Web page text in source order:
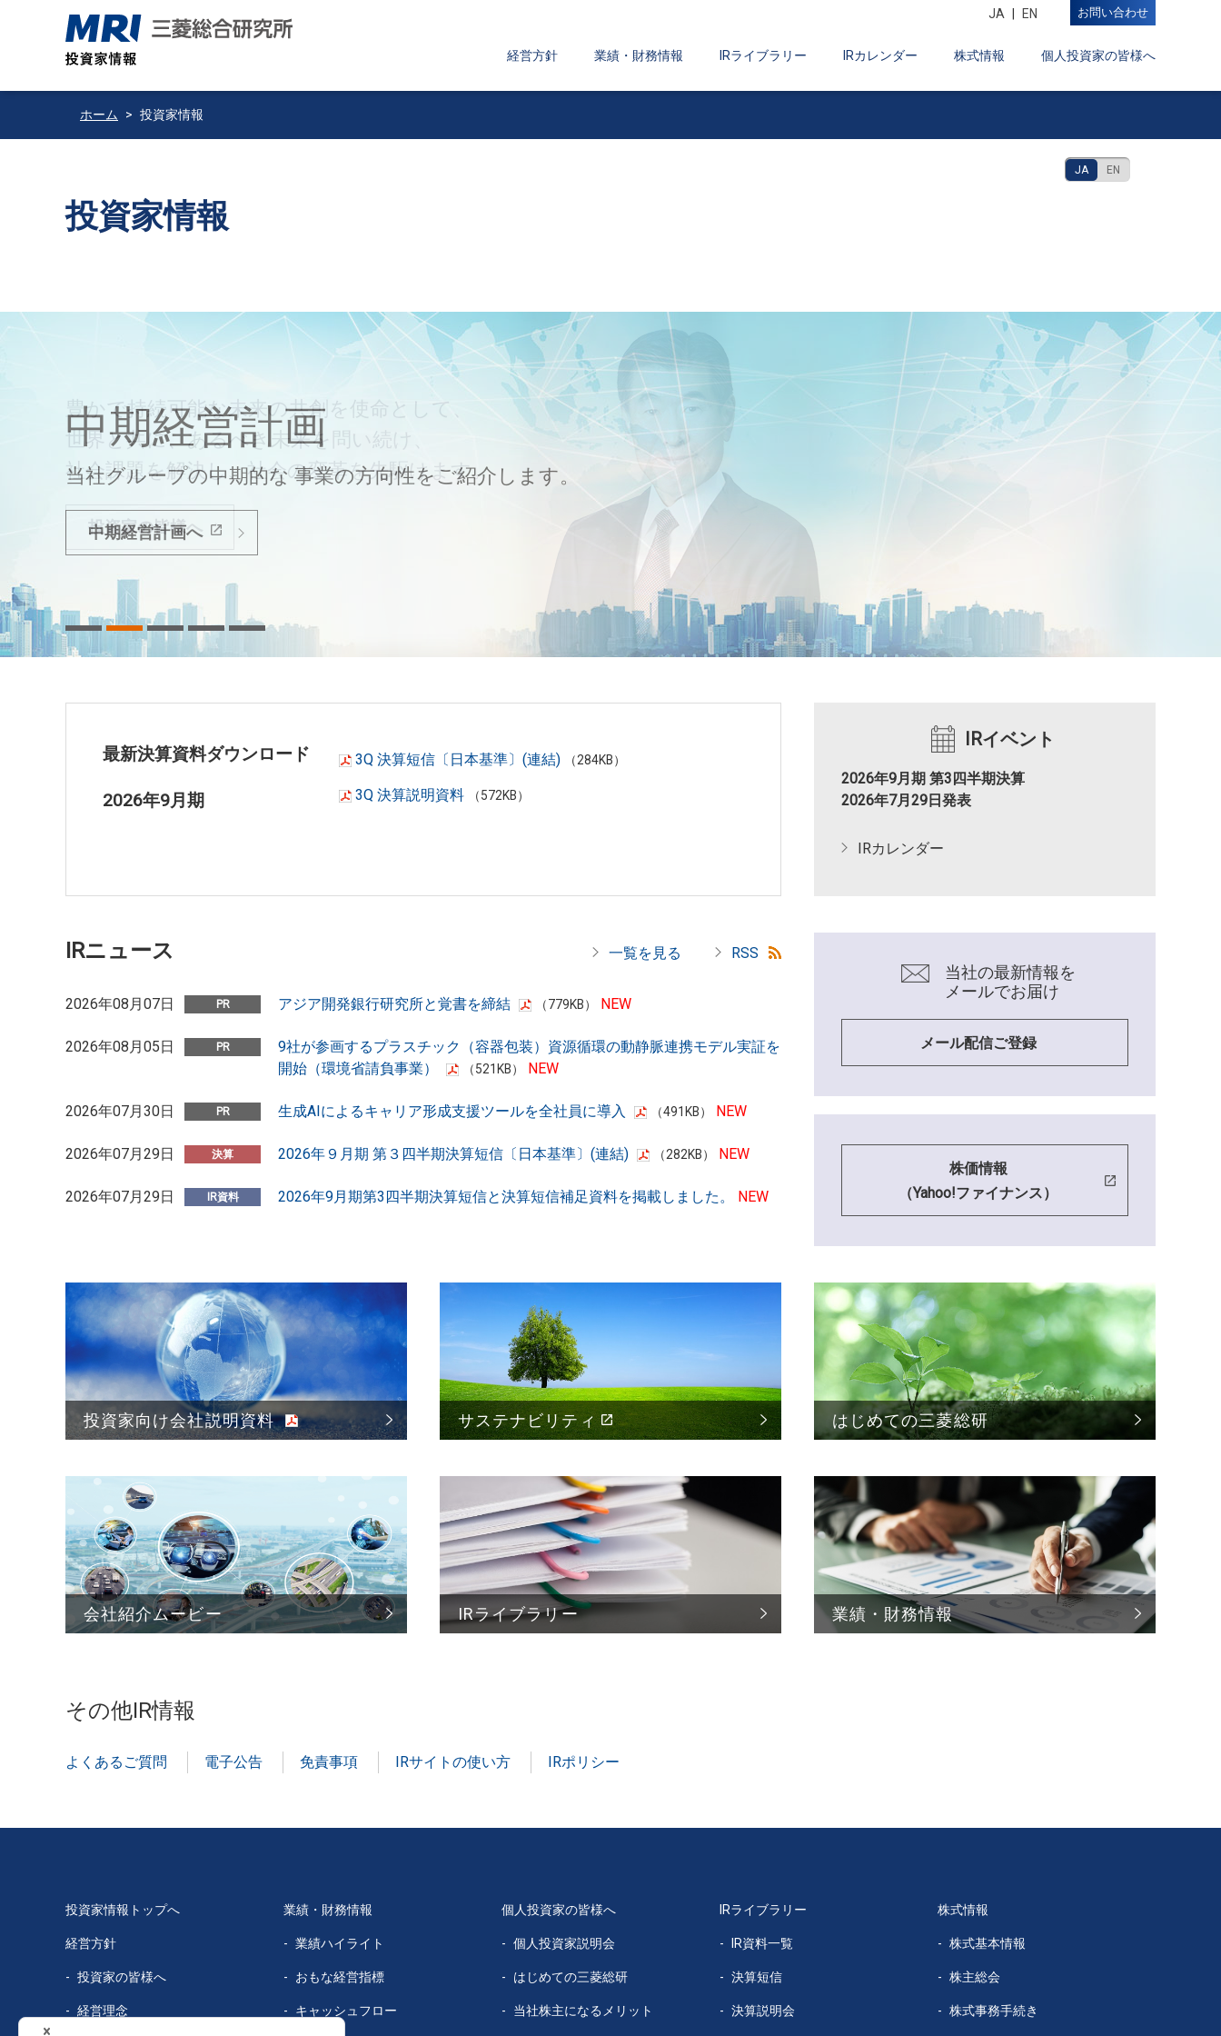
ホーム 投資家情報
投資家情報
JA EN
豊かで持続可能な未来の共創を使命として、
世界と共に、あるべき未来を問い続け、
社会課題を解決し、社会の変革を先駆けます。
投資家の皆様へ
中期経営計画
当社グループの中期的な事業の方向性をご紹介します。
中期経営計画へ
決算発表
最新の決算情報をご確認ください。
決算情報へ
2026年9月期 中間報告書
2026年6月
中間報告書へ
会社紹介ムービー
会社紹介ムービーをご覧いただけます。
会社紹介ムービーへ
最新決算資料ダウンロード
2026年9月期
3Q 決算短信〔日本基準〕(連結) （284KB）
3Q 決算説明資料 （572KB）
IRイベント
2026年9月期 第3四半期決算
2026年7月29日発表
IRカレンダー
IRニュース
2026年08月07日 アジア開発銀行研究所と覚書を締結 （779KB）
2026年08月05日
9社が参画するプラスチック（容器包装）資源循環の動静脈連携モデル実証を
開始（環境省請負事業）
（521KB）
2026年07月30日 生成AIによるキャリア形成支援ツールを全社員に導入 （491KB）
2026年07月29日 2026年９月期 第３四半期決算短信〔日本基準〕(連結) （282KB）
2026年07月29日 2026年9月期第3四半期決算短信と決算短信補足資料を掲載しました。
メール配信ご登録
当社の最新情報を
メールでお届け
株価情報
（Yahoo!ファイナンス）
投資家向け会社説明資料 サステナビリティ はじめての三菱総研
会社紹介ムービー IRライブラリー 業績・財務情報
その他IR情報
よくあるご質問 電子公告 免責事項 IRサイトの使い方 IRポリシー
お問い合わせ
JA EN
経営方針 業績・財務情報 IRライブラリー IRカレンダー 株式情報 個人投資家の皆様へ
投資家情報トップへ
経営方針
投資家の皆様へ
経営理念
業績・財務情報
業績ハイライト
おもな経営指標
キャッシュフロー
個人投資家の皆様へ
個人投資家説明会
はじめての三菱総研
当社株主になる メリット
IRライブラリー
IR資料一覧
決算短信
決算説明会
株式情報
株式基本情報
株主総会
株式事務手続き